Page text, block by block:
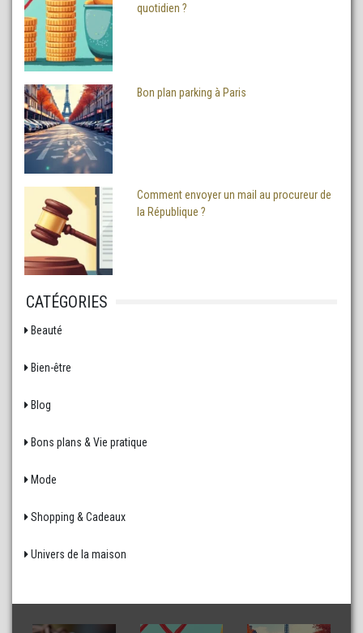
quotidien ?
Bon plan parking à Paris
Comment envoyer un mail au procureur de
la République ?
CATÉGORIES
Beauté
Bien-être
Blog
Bons plans & Vie pratique
Mode
Shopping & Cadeaux
Univers de la maison